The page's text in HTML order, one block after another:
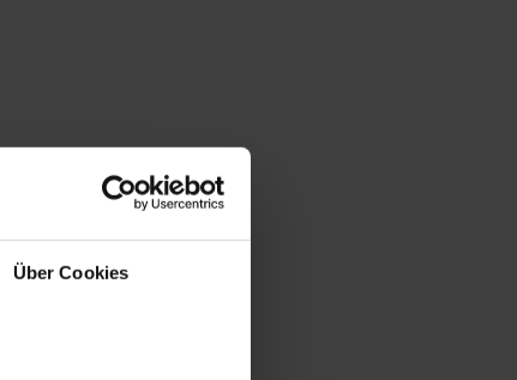
Über Cookies